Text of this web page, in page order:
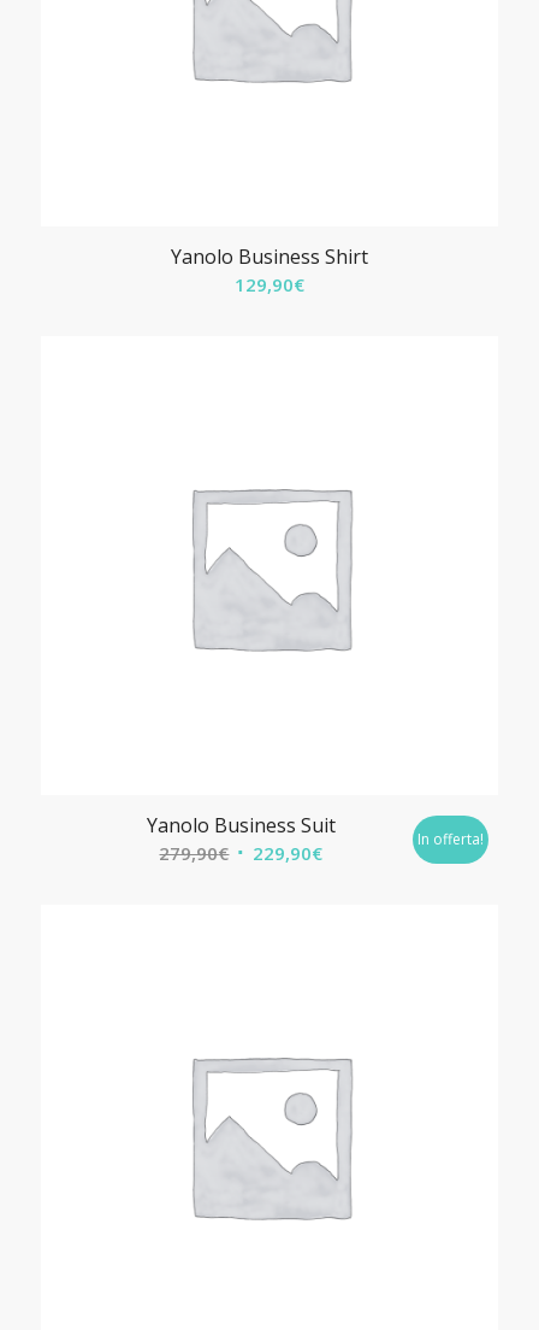
Yanolo Business Shirt
129,90€
Yanolo Business Suit
279,90€ Il 229,90€Il
In offerta!